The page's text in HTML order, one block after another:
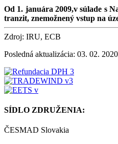
Od 1. januára 2009,v súlade s
tranzit, znemožnený vstup na
Zdroj: IRU, ECB
Posledná aktualizácia: 03. 02. 2020
SÍDLO ZDRUŽENIA:
ČESMAD Slovakia